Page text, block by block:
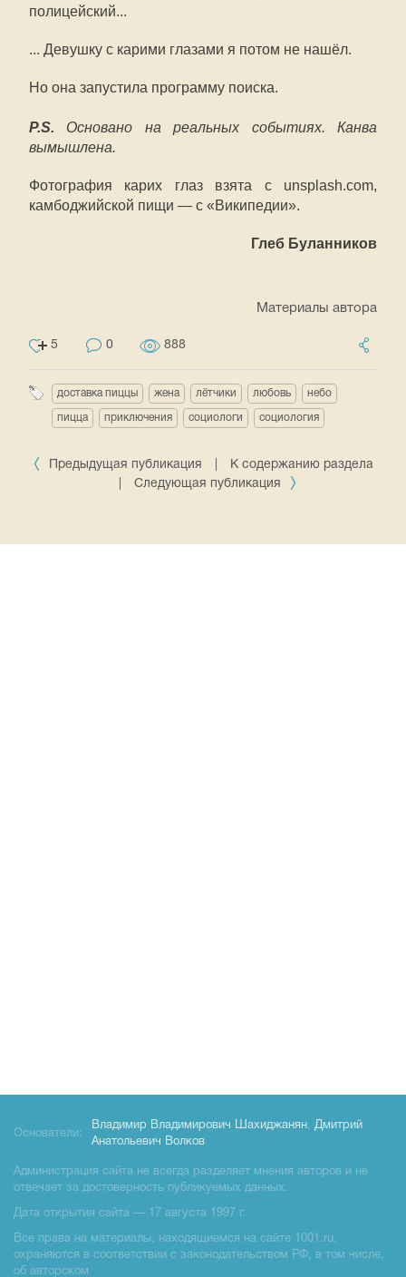
полицейский...
... Девушку с карими глазами я потом не нашёл.
Но она запустила программу поиска.
P.S. Основано на реальных событиях. Канва
вымышлена.
Фотография карих глаз взята с unsplash.com,
камбоджийской пищи — с «Википедии».
Глеб Буланников
Материалы автора
5 0 888
доставка пиццы жена лётчики любовь небо
пицца приключения социологи социология
Предыдущая публикация
К содержанию раздела
Следующая публикация
Основатели:
Владимир Владимирович Шахиджанян, Дмитрий
Анатольевич Волков
Администрация сайта не всегда разделяет мнения авторов и не
отвечает за достоверность публикуемых данных.
Дата открытия сайта — 17 августа 1997 г.
Все права на материалы, находящиемся на сайте 1001.ru,
охраняются в соответствии с законодательством РФ, в том числе,
об авторском